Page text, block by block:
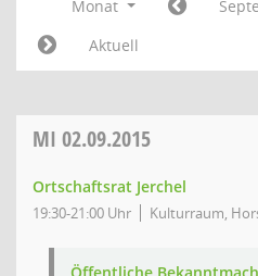
Monat
Aktuell
MI 02.09.2015
Ortschaftsrat Jerchel
19:30-21:00 Uhr Kulturraum,